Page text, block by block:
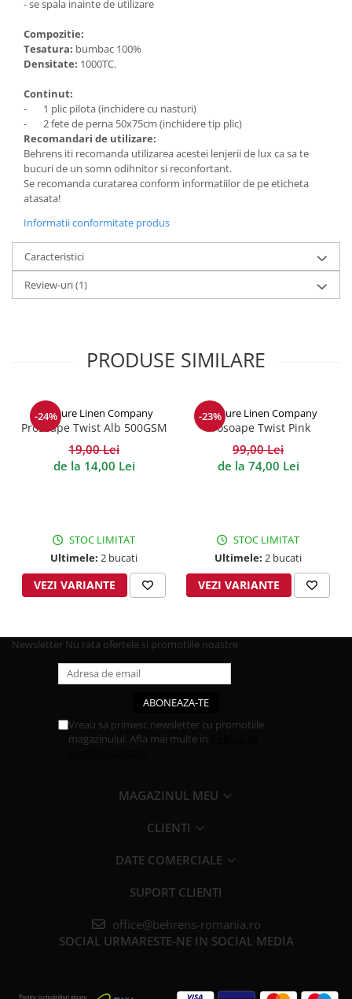
- se spala inainte de utilizare
Compozitie:
Tesatura: bumbac 100%
Densitate: 1000TC.
Continut:
- 1 plic pilota (inchidere cu nasturi)
- 2 fete de perna 50x75cm (inchidere tip plic)
Recomandari de utilizare:
Behrens iti recomanda utilizarea acestei lenjerii de lux ca sa te
bucuri de un somn odihnitor si reconfortant.
Se recomanda curatarea conform informatiilor de pe eticheta
atasata!
Informatii conformitate produs
Caracteristici
Review-uri(1)
PRODUSE SIMILARE
-24%
The Pure Linen Company
Prosoape Twist Alb 500GSM
19,00 Lei
de la 14,00 Lei
STOC LIMITAT
Ultimele: 2 bucati
VEZI VARIANTE
-23%
The Pure Linen Company
Prosoape Twist Pink
500GSM
99,00 Lei
de la 74,00 Lei
STOC LIMITAT
Ultimele: 2 bucati
VEZI VARIANTE
Newsletter Nu rata ofertele si promotiile noastre
Vreau sa primesc newsletter cu promotiile
magazinului. Afla mai multe in
MAGAZINUL MEU
CLIENTI
DATE COMERCIALE
SUPORT CLIENTI
office@behrens-romania.ro
SOCIAL URMARESTE-NE IN SOCIAL MEDIA